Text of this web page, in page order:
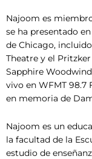
Najoom es
se ha presentado
de Chicago,
Theatre y el
Sapphire
vivo en WFMT 98.7
en memoria de
Najoom es un
la facultad de la
estudio de